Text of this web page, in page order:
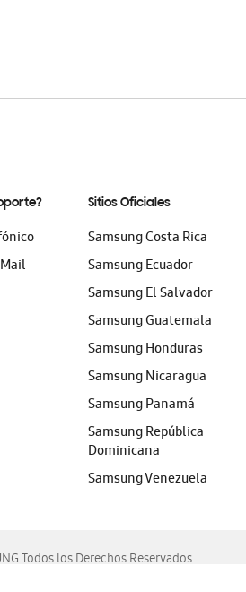
Sitios Oficiales
Samsung Costa Rica
Samsung Ecuador
Samsung El Salvador
Samsung Guatemala
Samsung Honduras
Samsung Nicaragua
Samsung Panamá
Samsung República
Dominicana
Samsung Venezuela
Todos los Derechos Reservados.